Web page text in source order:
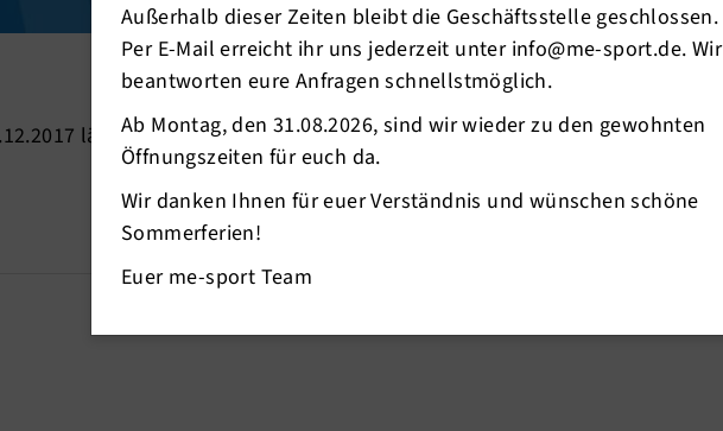
lädt Barry zu einem Dance4two Special „Tango“ ein.
Außerhalb dieser Zeiten bleibt die Geschäftsstelle geschlossen.
Per E-Mail erreicht ihr uns jederzeit unter info@me-sport.de. Wir
beantworten eure Anfragen schnellstmöglich.
Ab Montag, den 31.08.2026, sind wir wieder zu den gewohnten
Öffnungszeiten für euch da.
Wir danken Ihnen für euer Verständnis und wünschen schöne
Sommerferien!
Euer me-sport Team